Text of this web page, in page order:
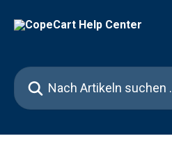
Nach Artikeln suchen …